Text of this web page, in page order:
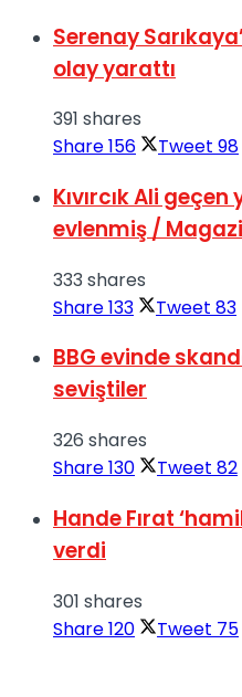
Serenay
olay yarattı
391 shares
Share156 Tweet 98
Kıvırcık Ali geçen
evlenmiş /
333 shares
Share133 Tweet 83
BBG evinde
seviştiler
326 shares
Share130 Tweet 82
Hande Fırat
verdi
301 shares
Share120 Tweet 75